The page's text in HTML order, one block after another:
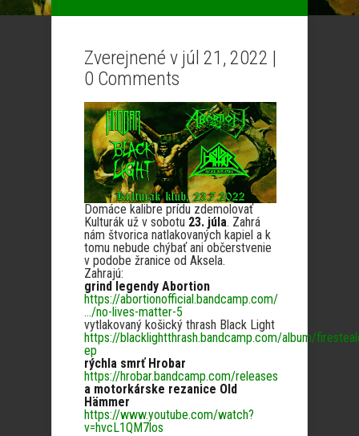
Zverejnené v júl 21, 2022 |
0 Comments
Domáce kalibre prídu zdemolovať
Kulturák už v sobotu 23. júla. Zahrá
nám štvorica natlakovaných kapiel a k
tomu nebude chýbať ani občerstvenie
v podobe žranice od Aksela.
Zahrajú:
grind legendy Abortion
https://abortionofficial.bandcamp.com/
…/no-lives-matter-5
vytlakovaný košický thrash Black Light
https://blacklightthrash.bandcamp.com/album/
ep
rýchla smrť Hrobar
https://hrobar.bandcamp.com/releases
a motorkárske rezanice Old
Hämmer
https://www.youtube.com/watch?
v=hvcL1QM7los